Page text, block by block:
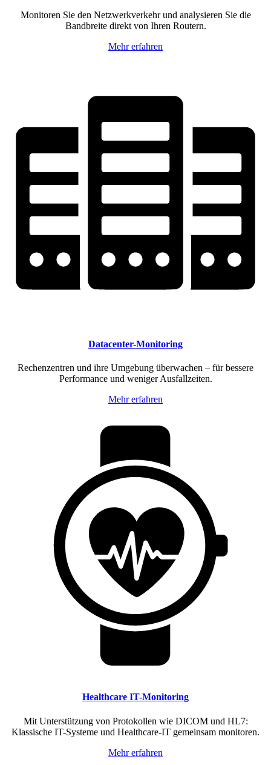
Monitoren Sie den Netzwerkverkehr und analysieren Sie die
Bandbreite direkt von Ihren Routern.
Mehr erfahren
Datacenter-Monitoring
Rechenzentren und ihre Umgebung überwachen – für bessere
Performance und weniger Ausfallzeiten.
Mehr erfahren
Healthcare IT-Monitoring
Mit Unterstützung von Protokollen wie DICOM und HL7:
Klassische IT-Systeme und Healthcare-IT gemeinsam monitoren.
Mehr erfahren